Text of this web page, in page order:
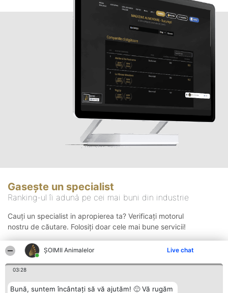
ŞOIMII Animalelor Live chat
03:28
Bună, suntem încântați să vă ajutăm! 🙂 Vă rugăm
Gasește un specialist
Ranking-ul îi adună pe cei mai buni din industrie
Cauți un specialist in apropierea ta? Verificați motorul
nostru de căutare. Folosiți doar cele mai bune servicii!